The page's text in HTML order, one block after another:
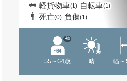
軽貨物車(1) 自転車(1)
死亡(0) 負傷(1)
55～64歳
他
晴 幅～